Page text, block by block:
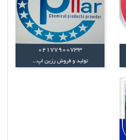
02177900733
تولید و فروش رزین اپ...